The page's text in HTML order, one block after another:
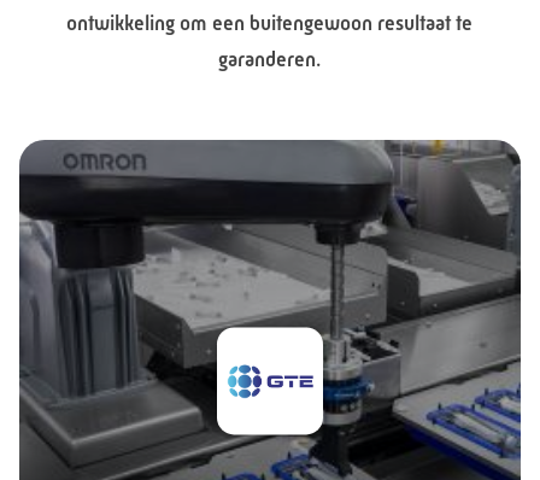
ontwikkeling om een buitengewoon resultaat te
garanderen.